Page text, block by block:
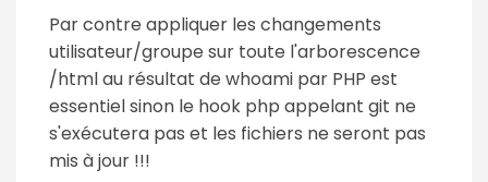
Par contre appliquer les changements
utilisateur/groupe sur toute l'arborescence
/html au résultat de whoami par PHP est
essentiel sinon le hook php appelant git ne
s'exécutera pas et les fichiers ne seront pas
mis à jour !!!